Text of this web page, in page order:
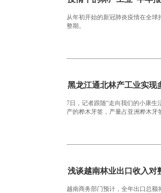
从年初开始的新冠肺炎疫情在全
整期。
黑龙江通北林产工业实现
7日，记者跟随“走向我们的小康生
产的桦木牙签，产量占亚洲桦木牙
浅谈越南林业出口收入对
越南商务部门预计，全年出口总额